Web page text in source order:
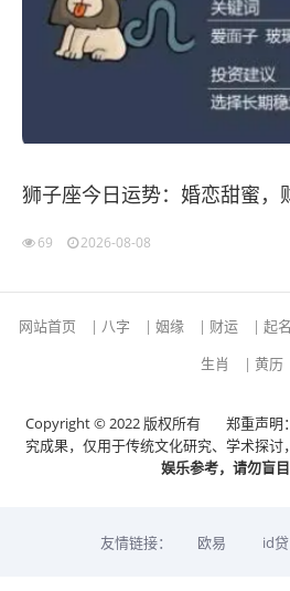
狮子座今日运势：婚恋甜蜜，
69 2026-08-08
网站首页 | 八字 | 姻缘 | 财运 | 起名
生肖
| 黄历
Copyright © 2022 版权所有
郑重声明
究成果，仅用于传统文化研究、学术探讨
娱乐参考，请勿盲
友情链接： 欧易 id贷